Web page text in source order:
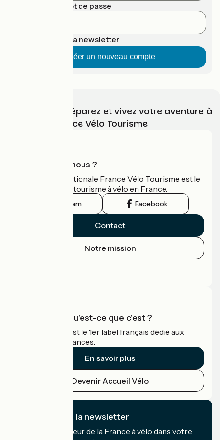
Confirmer le mot de passe
S'abonner à la newsletter
Choisissez, préparez et vivez votre aventure à
vélo avec France Vélo Tourisme
Qui sommes-nous ?
L'association nationale France Vélo Tourisme est le
guide officiel du tourisme à vélo en France.
Instagram Facebook
Contact
Notre mission
Accueil Vélo qu'est-ce que c'est ?
Accueil Vélo c'est le 1er label français dédié aux
cyclistes en vacances.
En savoir plus
Devenir Accueil Vélo
Je m'abonne à la newsletter
Recevez le meilleur de la France à vélo dans votre